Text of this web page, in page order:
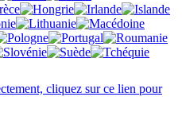
cliquez sur ce lien pour